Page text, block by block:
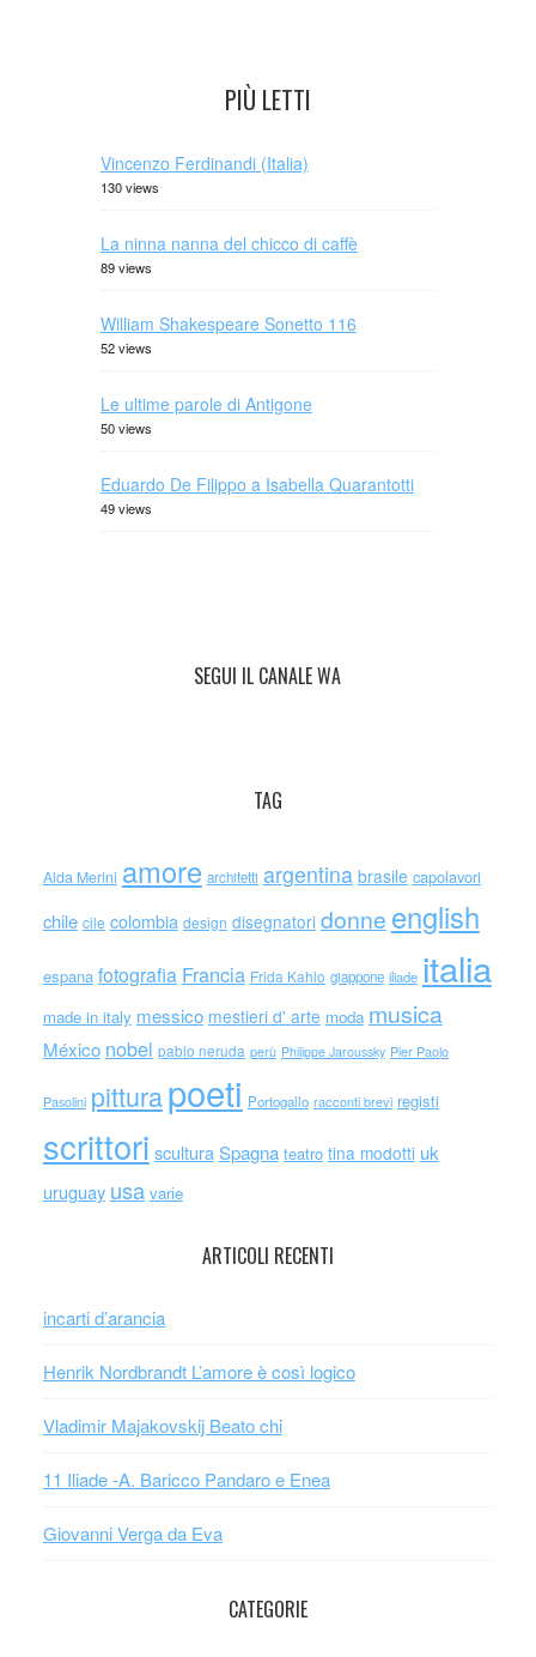
PIÙ LETTI
Vincenzo Ferdinandi (Italia)
130 views
La ninna nanna del chicco di caffè
89 views
William Shakespeare Sonetto 116
52 views
Le ultime parole di Antigone
50 views
Eduardo De Filippo a Isabella Quarantotti
49 views
SEGUI IL CANALE WA
TAG
Alda Merini amore architetti argentina brasile capolavori
chile cile colombia design disegnatori donne english
espana fotografia Francia Frida Kahlo giappone iliade italia
made in italy messico mestieri d' arte moda musica
México nobel pablo neruda perù Philippe Jaroussky Pier Paolo
Pasolini pitturapoeti Portogallo racconti brevi registi
scrittori scultura Spagna teatro tina modotti uk
uruguay usa varie
ARTICOLI RECENTI
incarti d’arancia
Henrik Nordbrandt L’amore è così logico
Vladimir Majakovskij Beato chi
11 Iliade -A. Baricco Pandaro e Enea
Giovanni Verga da Eva
CATEGORIE